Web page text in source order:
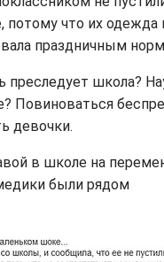
потому что их одежда
праздничным
преследует школа?
Повиноваться
девочки.
в школе на
были рядом